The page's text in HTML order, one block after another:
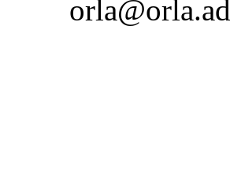
orla@orla.ad